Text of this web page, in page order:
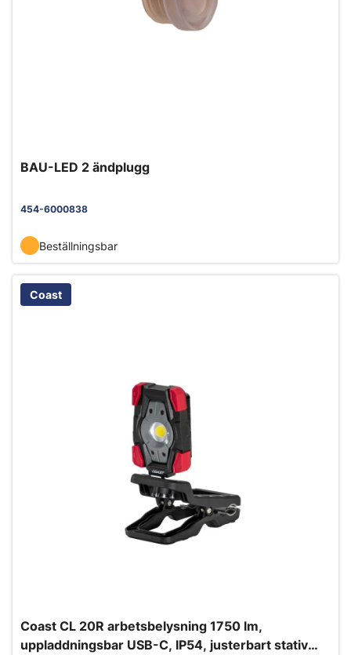
BAU-LED 2 ändplugg
454-6000838
Beställningsbar
Coast
Coast CL 20R arbetsbelysning 1750 lm,
uppladdningsbar USB-C, IP54, justerbart stativ